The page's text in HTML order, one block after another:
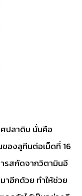
ศปลาดิบ นั่นคือ
องลูทีนต่อเม็ดที่ 16
รสกัดจากวิตามินอี
าอีกด้วย ทำให้ช่วย